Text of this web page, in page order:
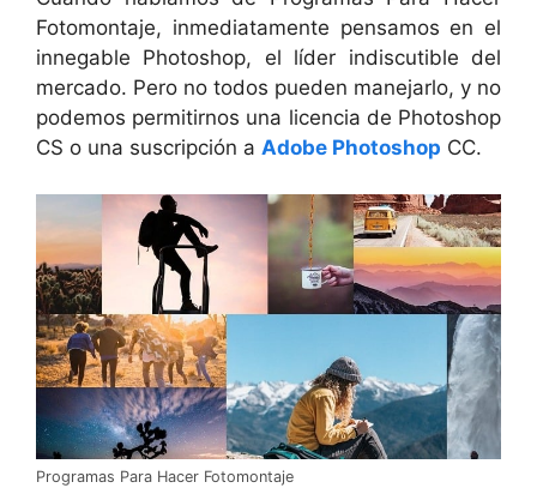
Fotomontaje, inmediatamente pensamos en el
innegable Photoshop, el líder indiscutible del
mercado. Pero no todos pueden manejarlo, y no
podemos permitirnos una licencia de Photoshop
CS o una suscripción a Adobe Photoshop CC.
Programas Para Hacer Fotomontaje